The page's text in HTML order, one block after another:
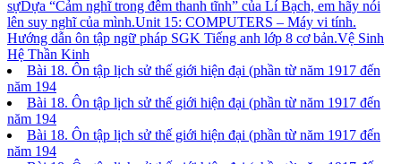
sựDựa “Cảm nghĩ trong đêm thanh tĩnh” của Lí Bạch, em hãy nói
lên suy nghĩ của mình.Unit 15: COMPUTERS – Máy vi tính.
Hướng dẫn ôn tập ngữ pháp SGK Tiếng anh lớp 8 cơ bản.Vệ Sinh
Hệ Thần Kinh
Bài 18. Ôn tập lịch sử thế giới hiện đại (phần từ năm 1917 đến
năm 194
Bài 18. Ôn tập lịch sử thế giới hiện đại (phần từ năm 1917 đến
năm 194
Bài 18. Ôn tập lịch sử thế giới hiện đại (phần từ năm 1917 đến
năm 194